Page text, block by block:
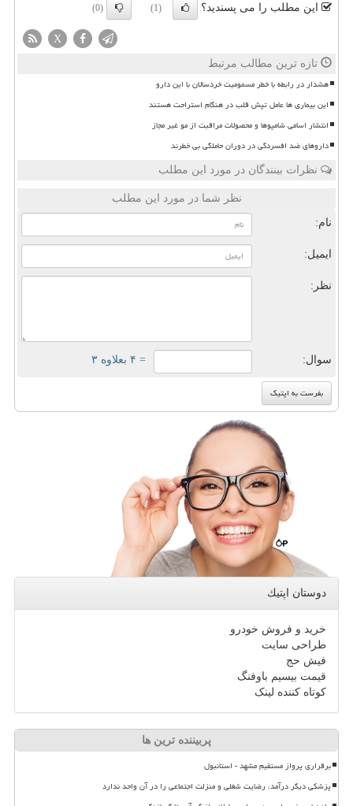
این مطلب را می پسندید؟ (1)
(0)
X
تازه ترین مطالب مرتبط
هشدار در رابطه با خطر مسمومیت خردسالان با این دارو
این بیماری ها عامل تپش قلب در هنگام استراحت هستند
انتشار اسامی شامپوها و محصولات مراقبت از مو غیر مجاز
داروهای ضد افسردگی در دوران حاملگی بی خطرند
نظرات بینندگان در مورد این مطلب
نظر شما در مورد این مطلب
نام:
ایمیل:
نظر:
سوال: = ۴ بعلاوه ۳
دوستان اپتیك
خرید و فروش خودرو
طراحی سایت
فیش حج
قیمت بیسیم باوفنگ
کوتاه کننده لینک
پربیننده ترین ها
برقراری پرواز مستقیم مشهد - استانبول
پزشکی دیگر درآمد، رضایت شغلی و منزلت اجتماعی را در آن واحد ندارد